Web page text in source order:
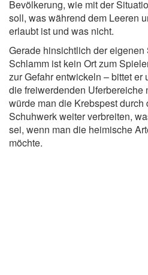
Bevölkerung, wie mit der
soll, was während dem Leeren
erlaubt ist und was nicht.
Gerade hinsichtlich der
Schlamm ist kein Ort zum
zur Gefahr entwickeln – bittet er
die freiwerdenden Uferbereiche
würde man die Krebspest durch
Schuhwerk weiter verbreiten,
sei, wenn man die heimische
möchte.